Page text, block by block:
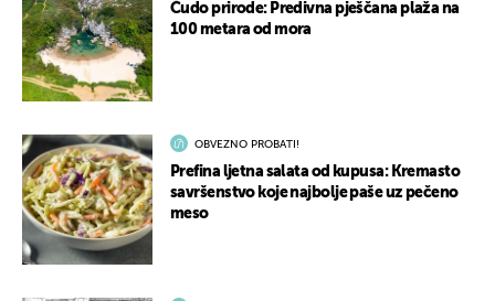
Čudo prirode: Predivna pješčana plaža na
100 metara od mora
OBVEZNO PROBATI!
Prefina ljetna salata od kupusa: Kremasto
savršenstvo koje najbolje paše uz pečeno
meso